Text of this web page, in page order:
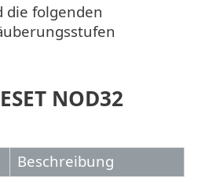
die folgenden
NOD32
Beschreibung